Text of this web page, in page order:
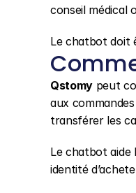
conseil médical
Le chatbot doit
Qstomy peut
aux
transférer les
Le chatbot aide
identité